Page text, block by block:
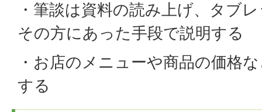
・筆談は資料の読み上げ、タブ
その方にあった手段で説明する
・お店のメニューや商品の価格
する